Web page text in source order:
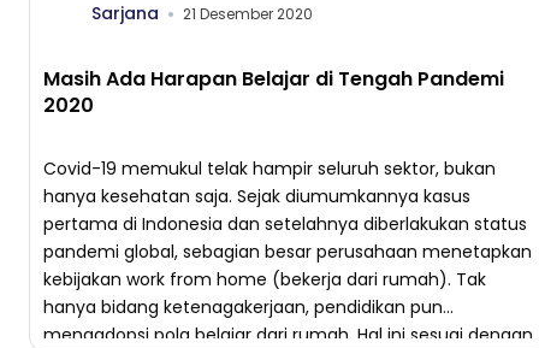
Sarjana
21 Desember 2020
Masih Ada Harapan Belajar di Tengah Pandemi
2020
Covid-19 memukul telak hampir seluruh sektor, bukan
hanya kesehatan saja. Sejak diumumkannya kasus
pertama di Indonesia dan setelahnya diberlakukan status
pandemi global, sebagian besar perusahaan menetapkan
kebijakan work from home (bekerja dari rumah). Tak
hanya bidang ketenagakerjaan, pendidikan pun
mengadopsi pola belajar dari rumah. Hal ini sesuai dengan